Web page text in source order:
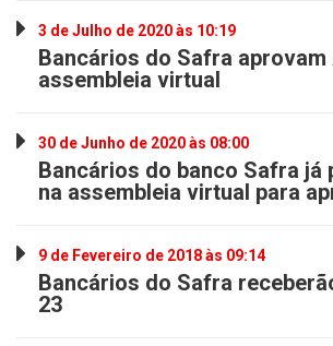
3 de Julho de 2020 às 10:19
Bancários do Safra aprovam
assembleia virtual
30 de Junho de 2020 às 08:00
Bancários do banco Safra já
na assembleia virtual para
9 de Fevereiro de 2018 às 09:14
Bancários do Safra
23